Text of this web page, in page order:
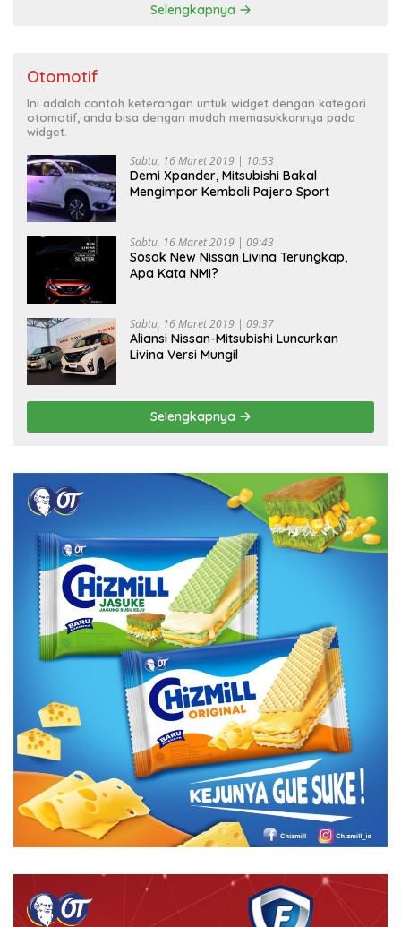
Selengkapnya
Otomotif
Ini adalah contoh keterangan untuk widget dengan kategori
otomotif, anda bisa dengan mudah memasukkannya pada
widget.
Sabtu, 16 Maret 2019 | 10:53
Demi Xpander, Mitsubishi Bakal
Mengimpor Kembali Pajero Sport
Sabtu, 16 Maret 2019 | 09:43
Sosok New Nissan Livina Terungkap,
Apa Kata NMI?
Sabtu, 16 Maret 2019 | 09:37
Aliansi Nissan-Mitsubishi Luncurkan
Livina Versi Mungil
Selengkapnya